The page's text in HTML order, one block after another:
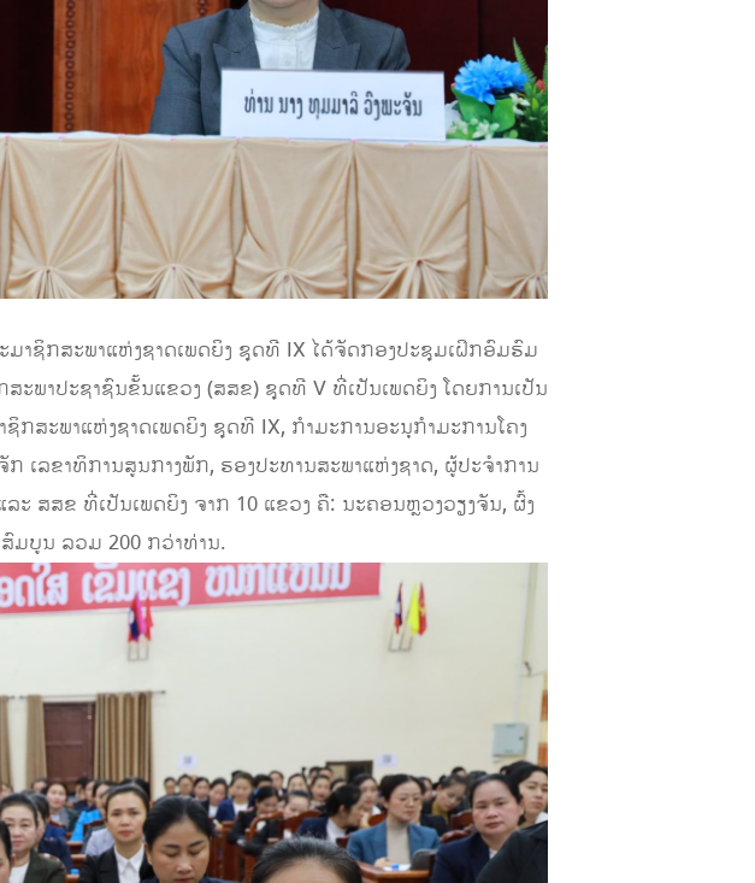
ມາຊິກສະພາແຫ່ງຊາດເພດຍິງ ຊຸດທີ IX ໄດ້ຈັດກອງປະຊຸມເຝິກອົມຮົມ
ພາປະຊາຊົນຂັ້ນແຂວງ (ສສຂ) ຊຸດທີ V ທີ່ເປັນເພດຍິງ ໂດຍການເປັນ
ສະພາແຫ່ງຊາດເພດຍິງ ຊຸດທີ IX, ກຳມະການອະນຸກຳມະການໂຄງ
ເລຂາທິການສູນກາງພັກ, ຮອງປະທານສະພາແຫ່ງຊາດ, ຜູ້ປະຈຳການ
ສສຂ ທີ່ເປັນເພດຍິງ ຈາກ 10 ແຂວງ ຄື: ນະຄອນຫຼວງວຽງຈັນ, ຜົ້ງ
ມບູນ ລວມ 200 ກວ່າທ່ານ.